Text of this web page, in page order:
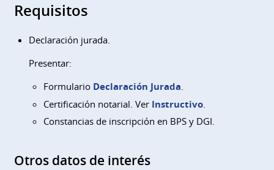
Requisitos
Declaración jurada.
Presentar:
Formulario Declaración Jurada.
Certificación notarial. Ver Instructivo.
Constancias de inscripción en BPS y DGI.
Otros datos de interés